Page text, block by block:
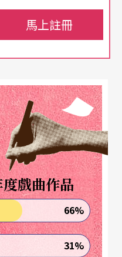
水滸傳》、《麥可傑
型記號》等。舞蹈作
記憶當年國光與舞蹈
我們兩方各自編了一
，跳我編的舞；我則
著做著，他們說我抓
直抓不到我的感
麼原因，使戲曲演員
馬上註冊
戲曲作品
66%
31%